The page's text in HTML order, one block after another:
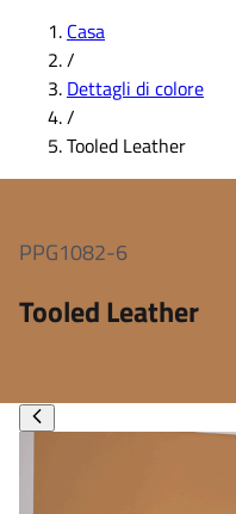
Casa
/
Dettagli di colore
/
Tooled Leather
PPG1082-6
Tooled Leather